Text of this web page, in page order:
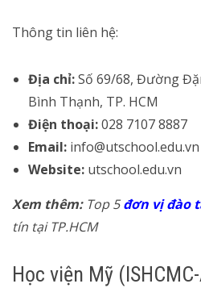
Thông tin liên hệ:
Địa chỉ:Số 69/68, Đường
Bình Thạnh, TP. HCM
Điện thoại:028 7107 8887
Email: info@utschool.edu.vn
Website: utschool.edu.vn
Xem thêm: Top 5đơn vị đào
tín tại TP.HCM
Học viện Mỹ